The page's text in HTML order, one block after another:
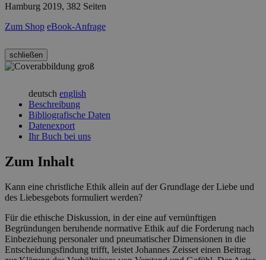
Hamburg 2019, 382 Seiten
Zum Shop eBook-Anfrage
schließen
deutsch english
Beschreibung
Bibliografische Daten
Datenexport
Ihr Buch bei uns
Zum Inhalt
Kann eine christliche Ethik allein auf der Grundlage der Liebe und
des Liebesgebots formuliert werden?
Für die ethische Diskussion, in der eine auf vernünftigen
Begründungen beruhende normative Ethik auf die Forderung nach
Einbeziehung personaler und pneumatischer Dimensionen in die
Entscheidungsfindung trifft, leistet Johannes Zeisset einen Beitrag